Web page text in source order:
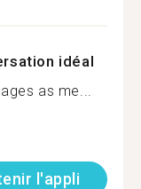
idéal
as me...
l'appli